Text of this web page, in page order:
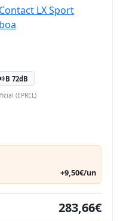
B 72dB
(EPREL)
+9,50€/un
283,66€